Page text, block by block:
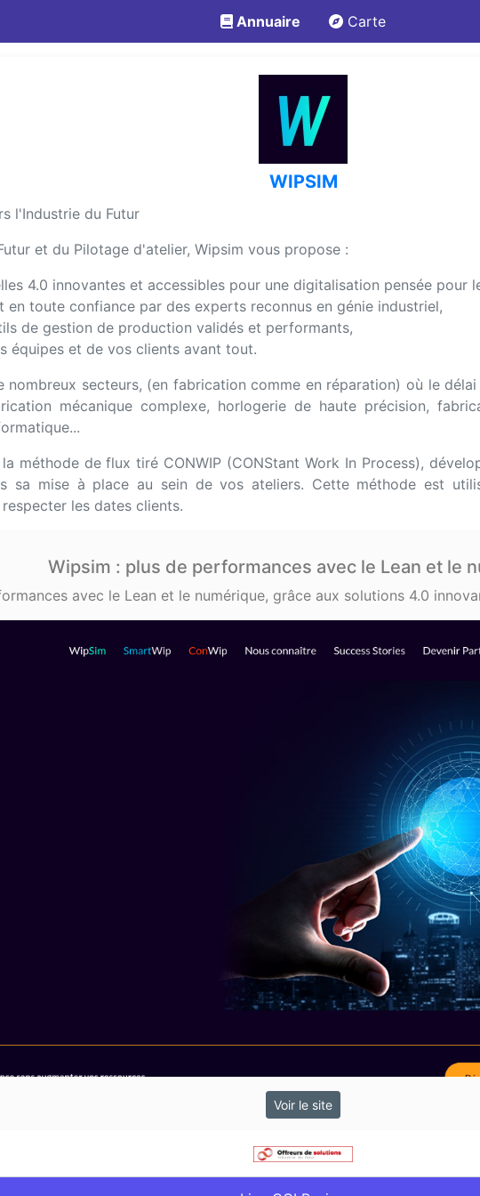
Annuaire Carte
WIPSIM
l'Industrie du Futur
et du Pilotage d'atelier, Wipsim vous propose :
4.0 innovantes et accessibles pour une digitalisation pensée pour
en toute confiance par des experts reconnus en génie industriel,
de gestion de production validés et performants,
équipes et de vos clients avant tout.
nombreux secteurs, (en fabrication comme en réparation) où le
mécanique complexe, horlogerie de haute précision,
méthode de flux tiré CONWIP (CONStant Work In Process),
sa mise à place au sein de vos ateliers. Cette méthode est
les dates clients.
Wipsim : plus de performances avec le Lean et le
avec le Lean et le numérique, grâce aux solutions 4.0
Voir le site